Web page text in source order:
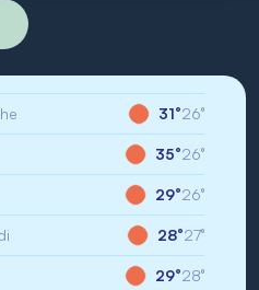
31°26°
35°26°
29°26°
28°27°
29°28°